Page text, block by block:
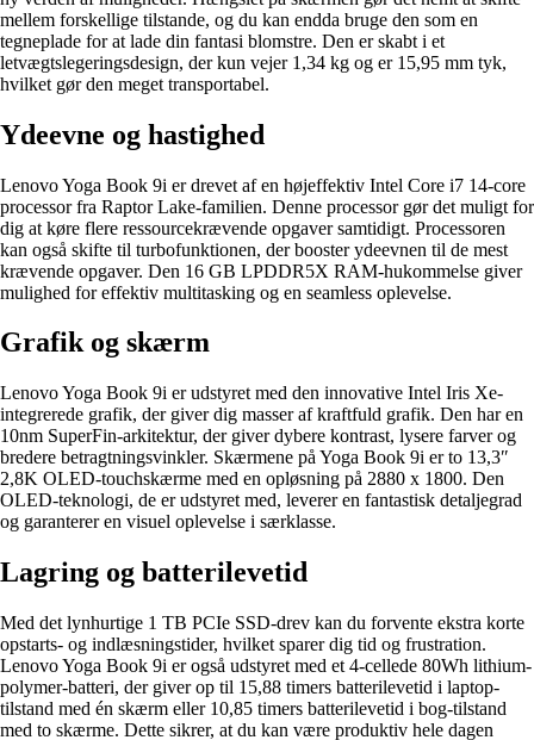
mellem forskellige tilstande, og du kan endda bruge den som en
tegneplade for at lade din fantasi blomstre. Den er skabt i et
letvægtslegeringsdesign, der kun vejer 1,34 kg og er 15,95 mm tyk,
hvilket gør den meget transportabel.
Ydeevne og hastighed
Lenovo Yoga Book 9i er drevet af en højeffektiv Intel Core i7 14-core
processor fra Raptor Lake-familien. Denne processor gør det muligt for
dig at køre flere ressourcekrævende opgaver samtidigt. Processoren
kan også skifte til turbofunktionen, der booster ydeevnen til de mest
krævende opgaver. Den 16 GB LPDDR5X RAM-hukommelse giver
mulighed for effektiv multitasking og en seamless oplevelse.
Grafik og skærm
Lenovo Yoga Book 9i er udstyret med den innovative Intel Iris Xe-
integrerede grafik, der giver dig masser af kraftfuld grafik. Den har en
10nm SuperFin-arkitektur, der giver dybere kontrast, lysere farver og
bredere betragtningsvinkler. Skærmene på Yoga Book 9i er to 13,3″
2,8K OLED-touchskærme med en opløsning på 2880 x 1800. Den
OLED-teknologi, de er udstyret med, leverer en fantastisk detaljegrad
og garanterer en visuel oplevelse i særklasse.
Lagring og batterilevetid
Med det lynhurtige 1 TB PCIe SSD-drev kan du forvente ekstra korte
opstarts- og indlæsningstider, hvilket sparer dig tid og frustration.
Lenovo Yoga Book 9i er også udstyret med et 4-cellede 80Wh lithium-
polymer-batteri, der giver op til 15,88 timers batterilevetid i laptop-
tilstand med én skærm eller 10,85 timers batterilevetid i bog-tilstand
med to skærme. Dette sikrer, at du kan være produktiv hele dagen